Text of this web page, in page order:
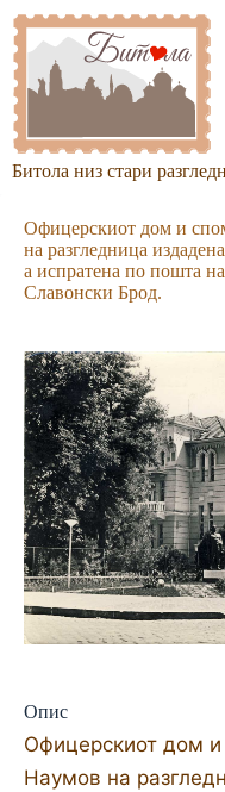
content
Битола низ стари
Офицерскиот дом и
на разгледница
а испратена по пошта
Славонски Брод.
Опис
Офицерскиот дом
Наумов на